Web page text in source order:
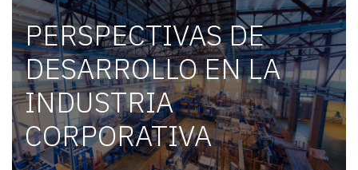
PERSPECTIVAS DE
DESARROLLO EN LA
INDUSTRIA
CORPORATIVA